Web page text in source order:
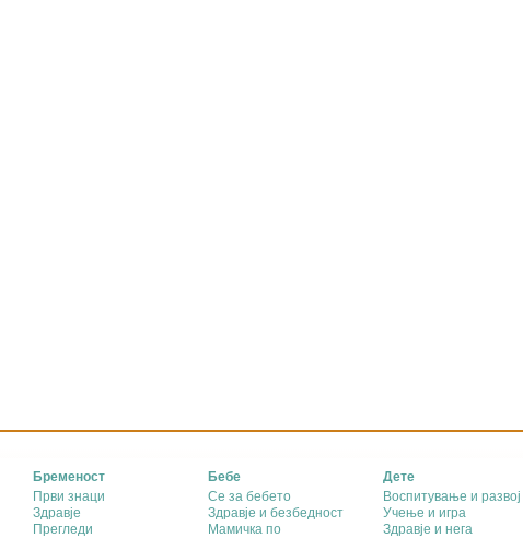
Бременост
Први знаци
Здравје
Прегледи
Бебе
Се за бебето
Здравје и безбедност
Мамичка по
Дете
Воспитување и развој
Учење и игра
Здравје и нега